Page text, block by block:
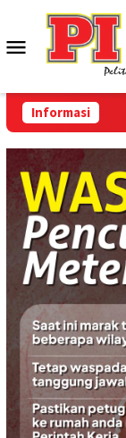
konten
Menu
Mobile
Informasi